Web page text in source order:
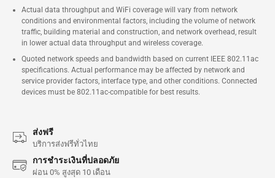
Actual data throughput and WiFi coverage will vary from network
conditions and environmental factors, including the volume of network
traffic, building material and construction, and network overhead, result
in lower actual data throughput and wireless coverage.
Quoted network speeds and bandwidth based on current IEEE 802.11ac
specifications. Actual performance may be affected by network and
service provider factors, interface type, and other conditions. Connected
devices must be 802.11ac-compatible for best results.
ส่งฟรี
บริการส่งฟรีทั่วไทย
การชำระเงินที่ปลอดภัย
ผ่อน 0% สูงสุด 10 เดือน